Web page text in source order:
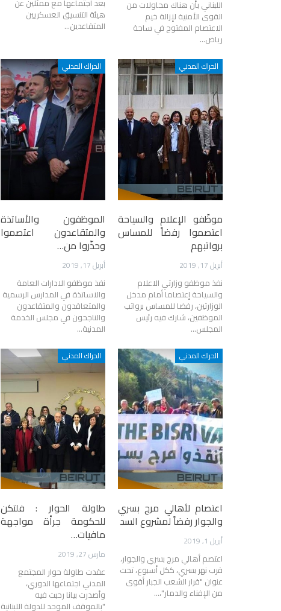
اللبناني بأن هناك محاولات من
القوى الأمنية لإزالة خيم
الاعتصام المفتوح في ساحة
رياض…
بعد اجتماعها مع ممثلين عن
هيئة التنسيق العسكريين
المتقاعدين…
الحراك المدني
موظّفو الإعلام والسياحة
اعتصموا رفضاً للمساس
برواتبهم
أبريل 17, 2019
نفذ موظفو وزارتي الاعلام
والسياحة إعتصاما أمام مدخل
الوزارتين، رفضا للمساس برواتب
الموظفين، شارك فيه رئيس
المجلس…
الحراك المدني
الموظفون والأساتذة
والمتقاعدون اعتصموا
وحذّروا من…
أبريل 17, 2019
نفذ موظفو الادارات العامة
والاساتذة في المدارس الرسمية
والمتعاقدون والمتقاعدون
والناجحون في مجلس الخدمة
المدنية…
الحراك المدني
اعتصام لأهالي مرج بسري
والجوار رفضاً لمشروع السد
أبريل 1, 2019
اعتصم أهالي مرج بسري والجوار،
قرب نهر بسري، ككل أسبوع، تحت
عنوان "قرار الشعب الجبار أقوى
من الإفناء والدمار"،…
الحراك المدني
طاولة الحوار : فلتكن
للحكومة جرأة مواجهة
مافيات…
مارس 27, 2019
عقدت طاولة حوار المجتمع
المدني اجتماعها الدوري،
وأصدرت بيانا رحبت فيه
"بالموقف الموحد للدولة اللبنانية